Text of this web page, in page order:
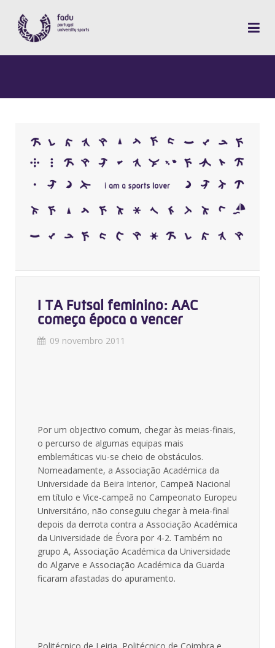
I TA Futsal feminino: AAC
começa época a vencer
09 novembro 2011
Por um objectivo comum, chegar às meias-finais,
o percurso de algumas equipas mais
emblemáticas viu-se cheio de obstáculos.
Nomeadamente, a Associação Académica da
Universidade da Beira Interior, Campeã Nacional
em título e Vice-campeã no Campeonato Europeu
Universitário, não conseguiu chegar à meia-final
depois da derrota contra a Associação Académica
da Universidade de Évora por 4-2. Também no
grupo A, Associação Académica da Universidade
do Algarve e Associação Académica da Guarda
ficaram afastadas do apuramento.